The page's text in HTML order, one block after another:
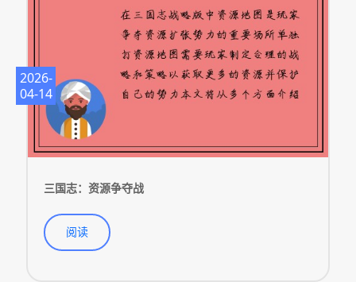
2026-
04-14
三国志：资源争夺战
阅读